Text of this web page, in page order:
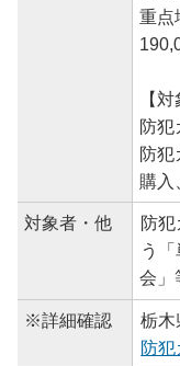
重点
【
防犯
防犯
購入
対象者・他
防
う
会」
※詳細確認
栃木
防